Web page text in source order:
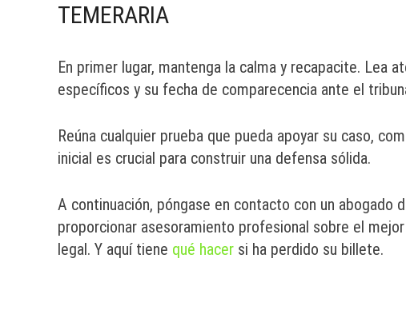
TEMERARIA
En primer lugar, mantenga la calma y recapacite. Lea
específicos y su fecha de comparecencia ante el
Reúna cualquier prueba que pueda apoyar su caso,
inicial es crucial para construir una defensa sólida.
A continuación, póngase en contacto con un abogado
proporcionar asesoramiento profesional sobre el
legal. Y aquí tiene qué hacer si ha perdido su billete.